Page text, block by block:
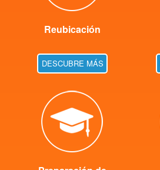
Reubicación
DESCUBRE MÁS